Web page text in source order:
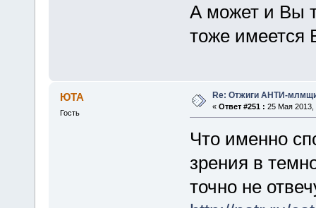
А может и Вы
тоже имеется
ЮТА
Гость
Re: Отжиги АНТИ-
« Ответ #251 : 25 Мая 2013,
Что именно
зрения в
точно не